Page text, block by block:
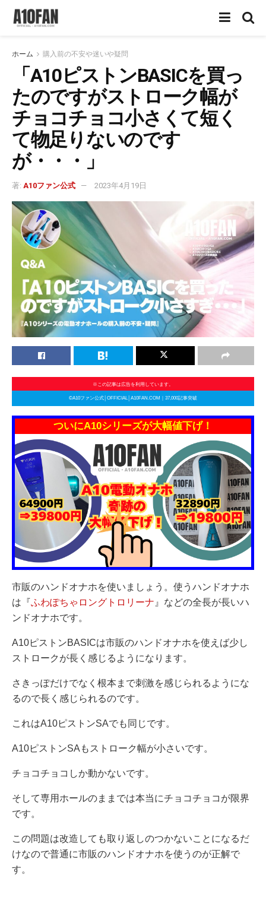
ホーム 購入前の不安や迷いや疑問
「A10ピストンBASICを買っ
たのですがストローク幅が
チョコチョコ小さくて短く
て物足りないのです
が・・・」
著: A10ファン公式 2023年4月19日
※この記事は広告を利用しています。
©A10ファン公式│OFFICIAL│A10FAN.COM｜37,000記事突破
ついにA10シリーズが大幅値下げ！
市販のハンドオナホを使いましょう。使うハンドオナホ
は『ふわぽちゃロングトロリーナ 』などの全長が長いハ
ンドオナホです。
A10ピストンBASICは市販のハンドオナホを使えば少し
ストロークが長く感じるようになります。
さきっぽだけでなく根本まで刺激を感じられるようにな
るので長く感じられるのです。
これはA10ピストンSAでも同じです。
A10ピストンSAもストローク幅が小さいです。
チョコチョコしか動かないです。
そして専用ホールのままでは本当にチョコチョコが限界
です。
この問題は改造しても取り返しのつかないことになるだ
けなので普通に市販のハンドオナホを使うのが正解で
す。